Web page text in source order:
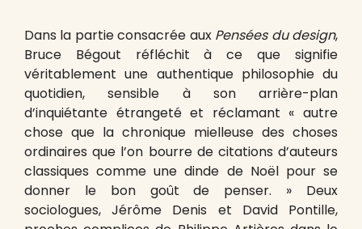
Dans la partie consacrée aux Pensées du design,
Bruce Bégout réfléchit à ce que signifie
véritablement une authentique philosophie du
quotidien, sensible à son arrière-plan
d’inquiétante étrangeté et réclamant « autre
chose que la chronique mielleuse des choses
ordinaires que l’on bourre de citations d’auteurs
classiques comme une dinde de Noël pour se
donner le bon goût de penser. » Deux
sociologues, Jérôme Denis et David Pontille,